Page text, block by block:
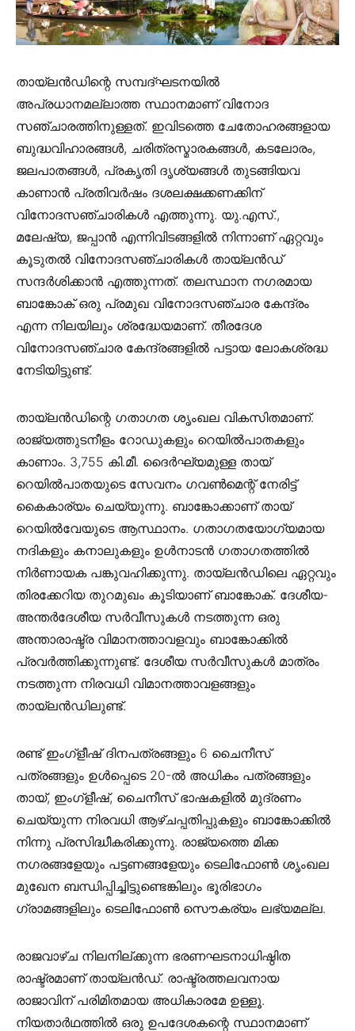
തായ്ലൻഡിന്റെ സമ്പദ്ഘടനയിൽ
അപ്രധാനമല്ലാത്ത സ്ഥാനമാണ് വിനോദ
സഞ്ചാരത്തിനുള്ളത്. ഇവിടത്തെ ചേതോഹരങ്ങളായ
ബുദ്ധവിഹാരങ്ങൾ, ചരിത്രസ്മാരകങ്ങൾ, കടലോരം,
ജലപാതങ്ങൾ, പ്രകൃതി ദൃശ്യങ്ങൾ തുടങ്ങിയവ
കാണാൻ പ്രതിവർഷം ദശലക്ഷക്കണക്കിന്
വിനോദസഞ്ചാരികൾ എത്തുന്നു. യു.എസ്.,
മലേഷ്യ, ജപ്പാൻ എന്നിവിടങ്ങളിൽ നിന്നാണ് ഏറ്റവും
കൂടുതൽ വിനോദസഞ്ചാരികൾ തായ്ലൻഡ്
സന്ദർശിക്കാൻ എത്തുന്നത്. തലസ്ഥാന നഗരമായ
ബാങ്കോക് ഒരു പ്രമുഖ വിനോദസഞ്ചാര കേന്ദ്രം
എന്ന നിലയിലും ശ്രദ്ധേയമാണ്. തീരദേശ
വിനോദസഞ്ചാര കേന്ദ്രങ്ങളിൽ പട്ടായ ലോകശ്രദ്ധ
നേടിയിട്ടുണ്ട്.
തായ്ലൻഡിന്റെ ഗതാഗത ശൃംഖല വികസിതമാണ്.
രാജ്യത്തുടനീളം റോഡുകളും റെയിൽപാതകളും
കാണാം. 3,755 കി.മീ. ദൈർഘ്യമുള്ള തായ്
റെയിൽപാതയുടെ സേവനം ഗവൺമെന്റ് നേരിട്ട്
കൈകാര്യം ചെയ്യുന്നു. ബാങ്കോക്കാണ് തായ്
റെയിൽവേയുടെ ആസ്ഥാനം. ഗതാഗതയോഗ്യമായ
നദികളും കനാലുകളും ഉൾനാടൻ ഗതാഗതത്തിൽ
നിർണായക പങ്കുവഹിക്കുന്നു. തായ്ലൻഡിലെ ഏറ്റവും
തിരക്കേറിയ തുറമുഖം കൂടിയാണ് ബാങ്കോക്. ദേശീയ-
അന്തർദേശീയ സർവീസുകൾ നടത്തുന്ന ഒരു
അന്താരാഷ്ട്ര വിമാനത്താവളവും ബാങ്കോക്കിൽ
പ്രവർത്തിക്കുന്നുണ്ട്. ദേശീയ സർവീസുകൾ മാത്രം
നടത്തുന്ന നിരവധി വിമാനത്താവളങ്ങളും
തായ്ലൻഡിലുണ്ട്.
രണ്ട് ഇംഗ്ളീഷ് ദിനപത്രങ്ങളും 6 ചൈനീസ്
പത്രങ്ങളും ഉൾപ്പെടെ 20-ൽ അധികം പത്രങ്ങളും
തായ്, ഇംഗ്ളീഷ്, ചൈനീസ് ഭാഷകളിൽ മുദ്രണം
ചെയ്യുന്ന നിരവധി ആഴ്ചപ്പതിപ്പുകളും ബാങ്കോക്കിൽ
നിന്നു പ്രസിദ്ധീകരിക്കുന്നു. രാജ്യത്തെ മിക്ക
നഗരങ്ങളേയും പട്ടണങ്ങളേയും ടെലിഫോൺ ശൃംഖല
മുഖേന ബന്ധിപ്പിച്ചിട്ടുണ്ടെങ്കിലും ഭൂരിഭാഗം
ഗ്രാമങ്ങളിലും ടെലിഫോൺ സൌകര്യം ലഭ്യമല്ല.
രാജവാഴ്ച നിലനില്ക്കുന്ന ഭരണഘടനാധിഷ്ഠിത
രാഷ്ട്രമാണ് തായ്ലൻഡ്. രാഷ്ട്രത്തലവനായ
രാജാവിന് പരിമിതമായ അധികാരമേ ഉള്ളൂ.
നിയതാർഥത്തിൽ ഒരു ഉപദേശകന്റെ സ്ഥാനമാണ്